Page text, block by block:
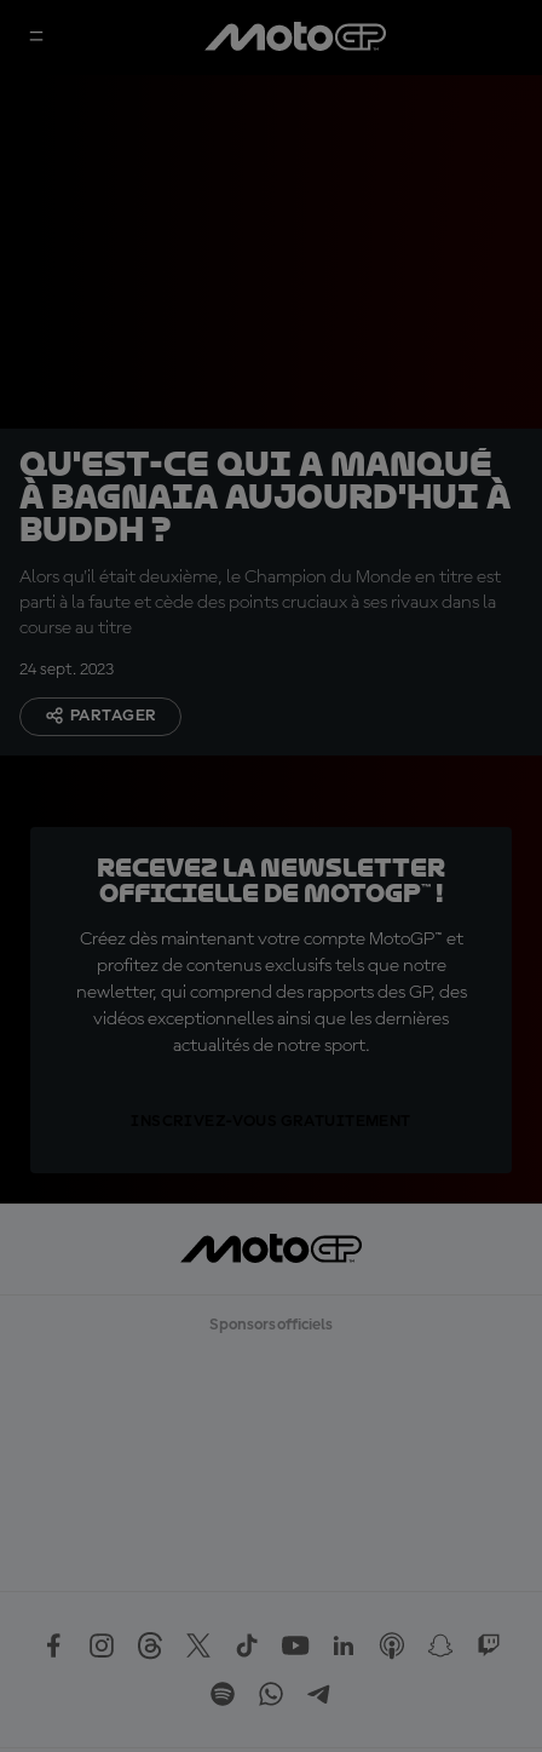
Qu'est-ce qui a manqué
à Bagnaia aujourd'hui à
Buddh ?
Alors qu'il était deuxième, le Champion du Monde en titre est
parti à la faute et cède des points cruciaux à ses rivaux dans la
course au titre
24 sept. 2023
PARTAGER
Recevez la Newsletter
officielle de MotoGP™ !
Créez dès maintenant votre compte MotoGP™ et
profitez de contenus exclusifs tels que notre
newletter, qui comprend des rapports des GP, des
vidéos exceptionnelles ainsi que les dernières
actualités de notre sport.
Sponsors officiels